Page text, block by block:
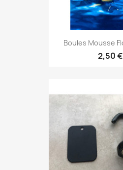
Boules Mousse
2,50 €